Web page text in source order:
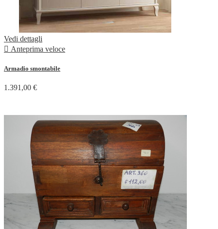
Vedi dettagli
 Anteprima veloce
Armadio smontabile
1.391,00 €